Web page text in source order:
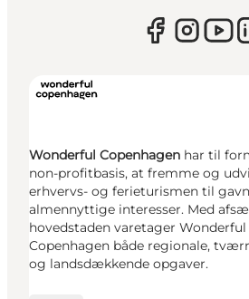
Wonderful Copenhagen har til
non-profitbasis, at fremme og
erhvervs- og ferieturismen til
almennyttige interesser. Med
hovedstaden varetager Wonderful
Copenhagen både regionale,
og landsdækkende opgaver.